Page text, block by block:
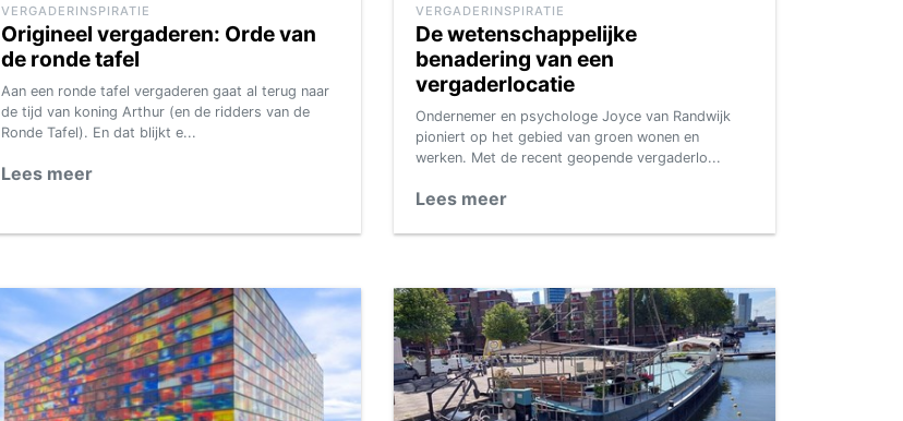
VERGADERINSPIRATIE
Origineel vergaderen: Orde van
de ronde tafel
Aan een ronde tafel vergaderen gaat al terug naar
de tijd van koning Arthur (en de ridders van de
Ronde Tafel). En dat blijkt e...
Lees meer
VERGADERINSPIRATIE
De wetenschappelijke
benadering van een
vergaderlocatie
Ondernemer en psychologe Joyce van Randwijk
pioniert op het gebied van groen wonen en
werken. Met de recent geopende vergaderlo...
Lees meer